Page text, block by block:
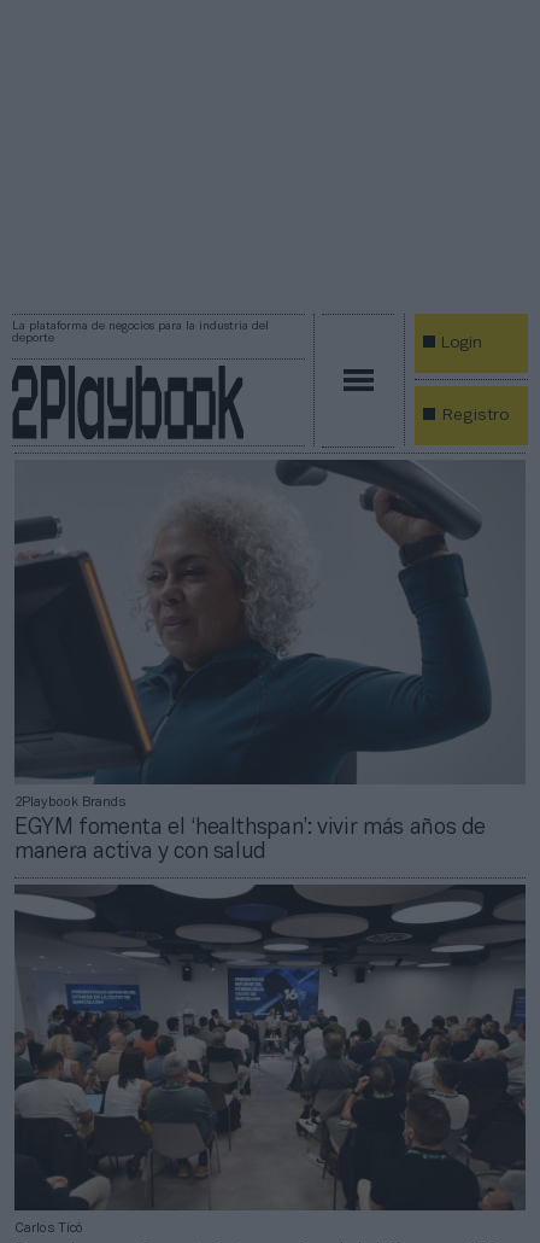
La plataforma de negocios para la industria del
deporte
Login
Registro
2Playbook Brands
EGYM fomenta el ‘healthspan’: vivir más años de
manera activa y con salud
Carlos Ticó